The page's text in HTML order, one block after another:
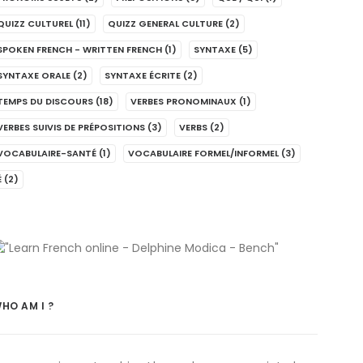
CULTUREL (11) QUIZZ GENERAL CULTURE (2)
FRENCH - WRITTEN FRENCH (1) SYNTAXE (5)
ORALE (2) SYNTAXE ÉCRITE (2)
DU DISCOURS (18) VERBES PRONOMINAUX (1)
SUIVIS DE PRÉPOSITIONS (3) VERBS (2)
SANTÉ (1) VOCABULAIRE FORMEL/INFORMEL (3)
(2)
AM I ?